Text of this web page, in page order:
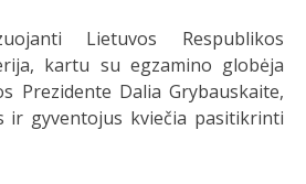
Lietuvos Respublikos
kartu su egzamino globėja
Prezidente Dalia Grybauskaite,
ir gyventojus kviečia pasitikrinti